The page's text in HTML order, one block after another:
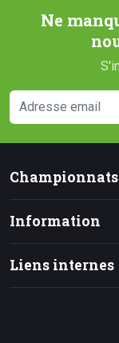
Ne
Championnats
Information
Liens internes